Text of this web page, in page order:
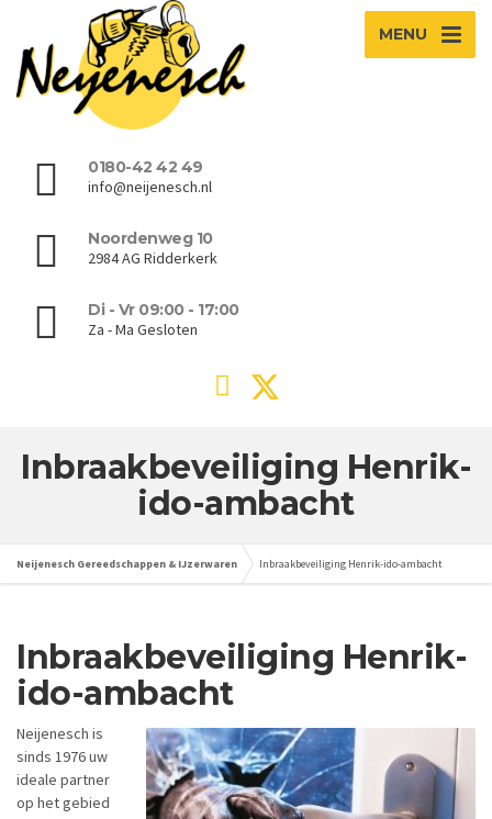
MENU
0180-42 42 49
info@neijenesch.nl
Noordenweg 10
2984 AG Ridderkerk
Di - Vr 09:00 - 17:00
Za - Ma Gesloten
Inbraakbeveiliging Henrik-
ido-ambacht
Neijenesch Gereedschappen & IJzerwaren Inbraakbeveiliging Henrik-ido-ambacht
Inbraakbeveiliging Henrik-
ido-ambacht
Neijenesch is
sinds 1976 uw
ideale partner
op het gebied